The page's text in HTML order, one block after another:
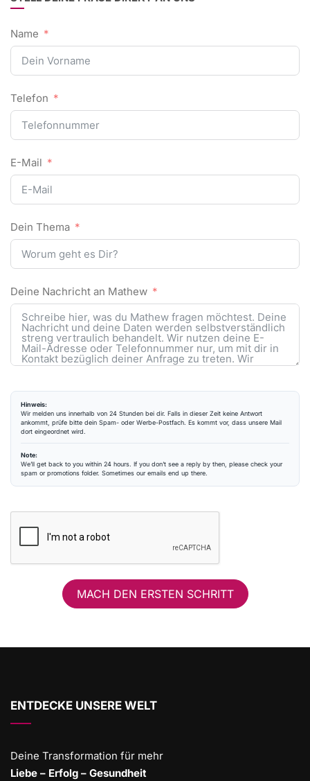
Name
Telefon
E-Mail
Dein Thema
Deine Nachricht an Mathew
Hinweis:
Wir melden uns innerhalb von 24 Stunden bei dir. Falls in dieser Zeit keine Antwort
ankommt, prüfe bitte dein Spam- oder Werbe-Postfach. Es kommt vor, dass unsere Mail
dort eingeordnet wird.
Note:
We’ll get back to you within 24 hours. If you don’t see a reply by then, please check your
spam or promotions folder. Sometimes our emails end up there.
MACH DEN ERSTEN SCHRITT
ENTDECKE UNSERE WELT
Deine Transformation für mehr
Liebe – Erfolg – Gesundheit